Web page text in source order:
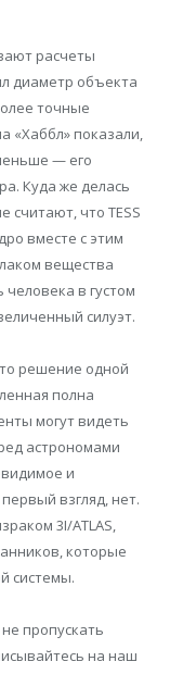
расчеты
диаметр объекта
точные
«Хаббл» показали,
— его
Куда же делась
считают, что TESS
вместе с этим
вещества
человека в густом
силуэт.
решение одной
полна
могут видеть
астрономами
и
взгляд, нет.
3I/ATLAS,
которые
системы.
пропускать
на наш